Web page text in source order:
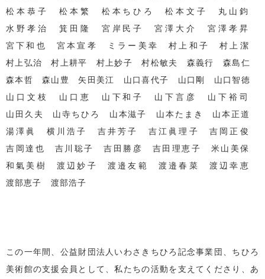
松本恭子 松本繁 松本ちひろ 松本文子 丸山鈞
水野孝治 箕田隆 宮岸民子 宮澤大介 宮澤孝昇
宮下和也 宮本宣孝 ミラー美幸 村上和子 村上潔
村上弘治 村上耕平 村上妙子 村松敏夫 森義行 森島仁
森本哲 森山豊 矢田美江 山口喜代子 山口剛 山口智徳
山口文枝 山口恵 山下和子 山下言彦 山下裕司
山田久夫 山寺ちひろ 山本滋子 山本たまき 山本正道
湯澤眞 横川浩子 吉井芳子 吉江眞理子 吉岡正俊
吉岡達也 吉川聡子 吉田勝彦 吉田理恵子 米山美保
和氣美樹 渡辺妙子 渡邉友範 渡邉春菜 渡辺幸恵
渡部恵子 渡部浩子
この一年間、公益財団法人いわさきちひろ記念事業団、ちひろ
美術館の支援会員として、私たちの活動を支えてくださり、あ